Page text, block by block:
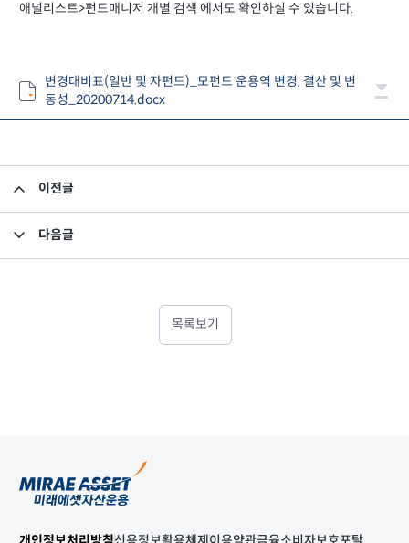
애널리스트>펀드매니저 개별 검색 에서도 확인하실 수 있습니다.
변경대비표(일반 및 자펀드)_모펀드 운용역 변경, 결산 및 변
동성_20200714.docx
이전글
다음글
목록보기